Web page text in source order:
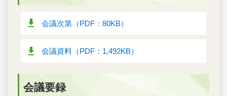
会議次第（PDF：80KB）
会議資料（PDF：1,492KB）
会議要録